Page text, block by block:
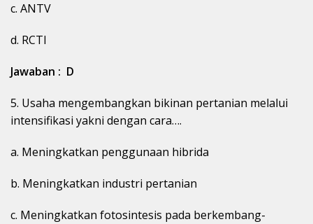
c. ANTV
d. RCTI
Jawaban : D
5. Usaha mengembangkan bikinan pertanian melalui
intensifikasi yakni dengan cara….
a. Meningkatkan penggunaan hibrida
b. Meningkatkan industri pertanian
c. Meningkatkan fotosintesis pada berkembang-